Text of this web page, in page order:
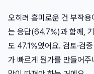
오히려 흥미로운 건 부작
는 응답(64.7%)과 함께,
도 47.1%였어요. 검토·검
가 빠르게 뭔가를 만들어